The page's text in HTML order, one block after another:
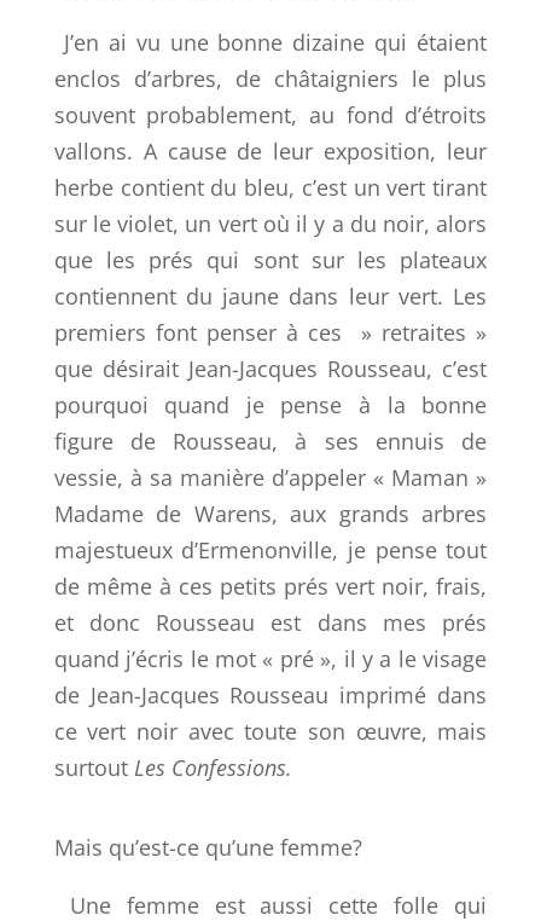
J’en ai vu une bonne dizaine qui étaient
enclos d’arbres, de châtaigniers le plus
souvent probablement, au fond d’étroits
vallons. A cause de leur exposition, leur
herbe contient du bleu, c’est un vert tirant
sur le violet, un vert où il y a du noir, alors
que les prés qui sont sur les plateaux
contiennent du jaune dans leur vert. Les
premiers font penser à ces » retraites »
que désirait Jean-Jacques Rousseau, c’est
pourquoi quand je pense à la bonne
figure de Rousseau, à ses ennuis de
vessie, à sa manière d’appeler « Maman »
Madame de Warens, aux grands arbres
majestueux d’Ermenonville, je pense tout
de même à ces petits prés vert noir, frais,
et donc Rousseau est dans mes prés
quand j’écris le mot « pré », il y a le visage
de Jean-Jacques Rousseau imprimé dans
ce vert noir avec toute son œuvre, mais
surtout Les Confessions.
Mais qu’est-ce qu’une femme?
Une femme est aussi cette folle qui